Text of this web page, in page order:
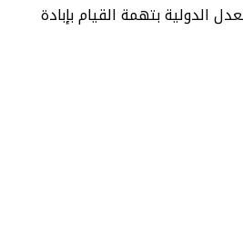
بتهمة القيام بإبادة